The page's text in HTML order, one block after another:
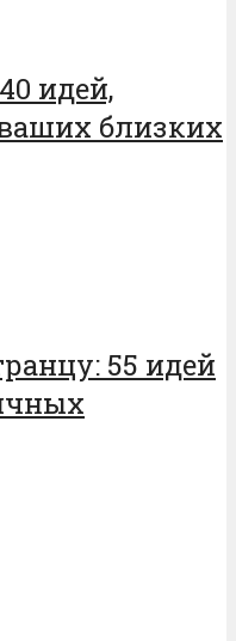
идей,
близких
55 идей